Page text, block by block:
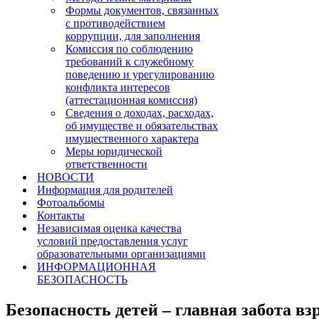
Формы документов, связанных
с противодействием
коррупции, для заполнения
Комиссия по соблюдению
требований к служебному
поведению и урегулированию
конфликта интересов
(аттестационная комиссия)
Сведения о доходах, расходах,
об имуществе и обязательствах
имущественного характера
Меры юридической
ответственности
НОВОСТИ
Информация для родителей
Фотоальбомы
Контакты
Независимая оценка качества
условий предоставления услуг
образовательными организациями
ИНФОРМАЦИОННАЯ
БЕЗОПАСНОСТЬ
Безопасность детей – главная забота